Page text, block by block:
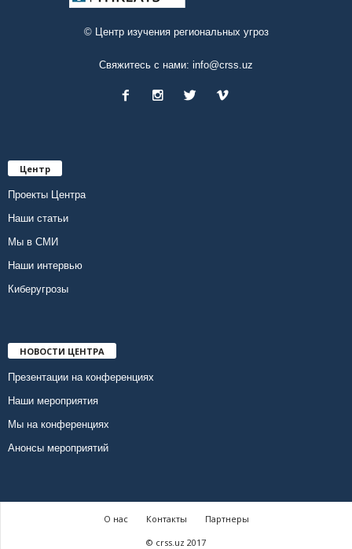
© Центр изучения региональных угроз
Свяжитесь с нами: info@crss.uz
Центр
Проекты Центра
Наши статьи
Мы в СМИ
Наши интервью
Киберугрозы
НОВОСТИ ЦЕНТРА
Презентации на конференциях
Наши мероприятия
Мы на конференциях
Анонсы мероприятий
О нас Контакты
Партнеры
© crss.uz 2017